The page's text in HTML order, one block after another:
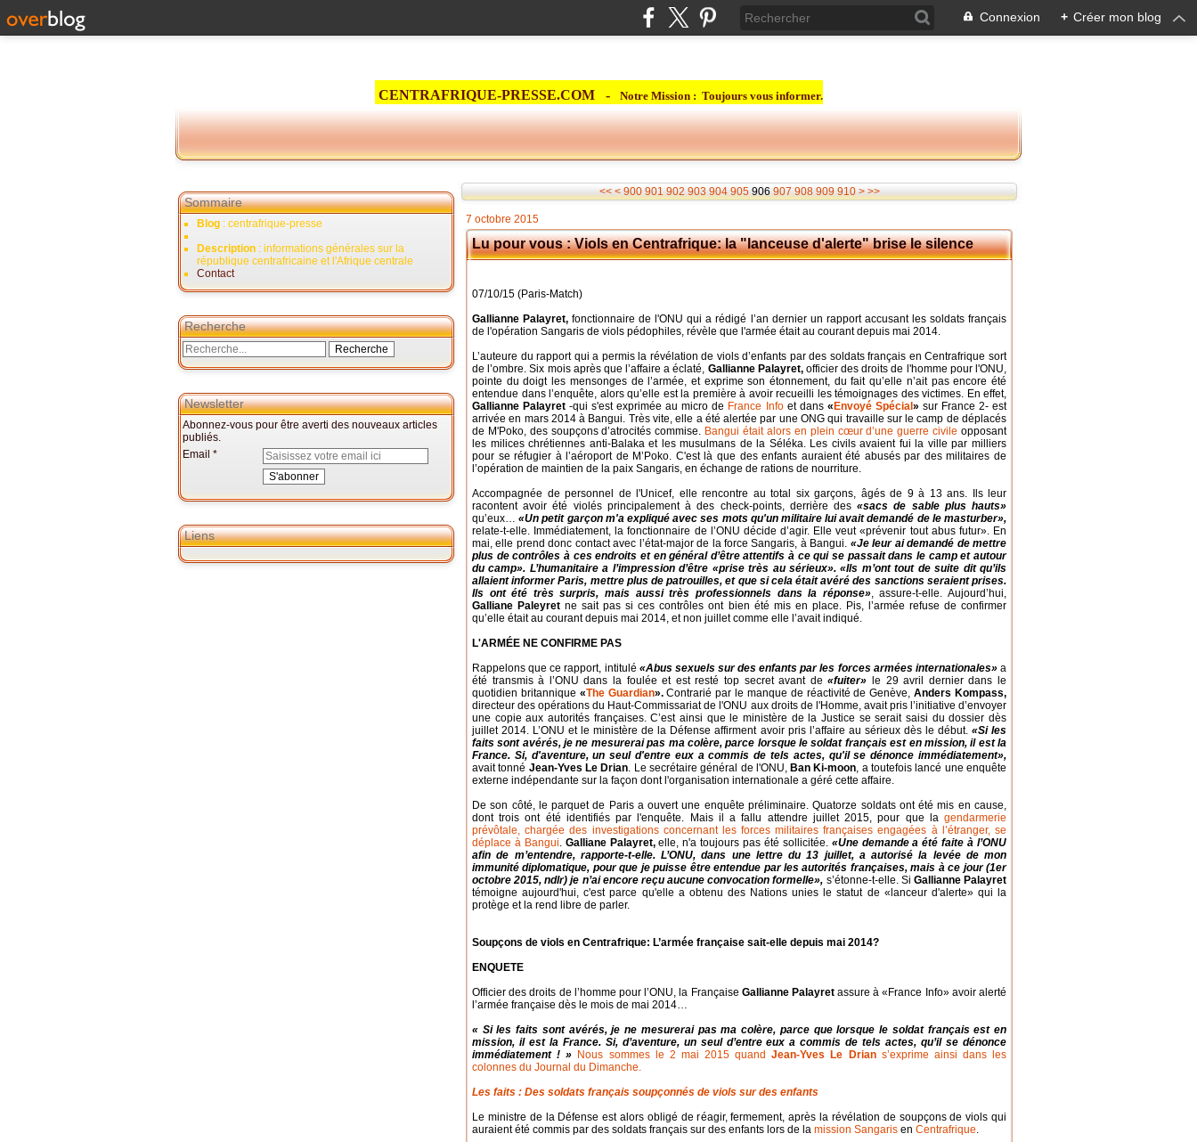
Connexion + Créer mon blog
CENTRAFRIQUE-PRESSE.COM - Notre Mission : Toujours vous informer.
Sommaire
Blog : centrafrique-presse
Description : informations générales sur la
république centrafricaine et l'Afrique centrale
Contact
Recherche
Newsletter
Abonnez-vous pour être averti des nouveaux articles
publiés.
Email
Liens
<< < 900 901 902 903 904 905 906 907 908 909 910920
930
940
950
960
970
980
990
1000
1100
1200
1300
1400
1500
1600
1700
1800
1900
2000
2100
2200
2300
2400
2500
> >>
7 octobre 2015
Lu pour vous : Viols en Centrafrique: la "lanceuse d'alerte" brise le silence
07/10/15 (Paris-Match)
Gallianne Palayret, fonctionnaire de l'ONU qui a rédigé l’an dernier un rapport accusant les soldats français
de l'opération Sangaris de viols pédophiles, révèle que l'armée était au courant depuis mai 2014.
L’auteure du rapport qui a permis la révélation de viols d’enfants par des soldats français en Centrafrique sort
de l’ombre. Six mois après que l’affaire a éclaté, Gallianne Palayret,officier des droits de l'homme pour l'ONU,
pointe du doigt les mensonges de l’armée, et exprime son étonnement, du fait qu’elle n’ait pas encore été
entendue dans l’enquête, alors qu’elle est la première à avoir recueilli les témoignages des victimes. En effet,
Gallianne Palayret -qui s'est exprimée au micro de France Infoet dans « Envoyé Spécial » sur France 2- est
arrivée en mars 2014 à Bangui. Très vite, elle a été alertée par une ONG qui travaille sur le camp de déplacés
de M'Poko, des soupçons d’atrocités commise. Bangui était alors en plein cœur d’une guerre civile opposant
les milices chrétiennes anti-Balaka et les musulmans de la Séléka. Les civils avaient fui la ville par milliers
pour se réfugier à l’aéroport de M’Poko. C'est là que des enfants auraient été abusés par des militaires de
l’opération de maintien de la paix Sangaris, en échange de rations de nourriture.
Accompagnée de personnel de l'Unicef, elle rencontre au total six garçons, âgés de 9 à 13 ans. Ils leur
racontent avoir été violés principalement à des check-points, derrière des«sacs de sable plus hauts»
qu’eux…«Un petit garçon m'a expliqué avec ses mots qu'un militaire lui avait demandé de le masturber»,
relate-t-elle. Immédiatement, la fonctionnaire de l’ONU décide d’agir. Elle veut «prévenir tout abus futur». En
mai, elle prend donc contact avec l’état-major de la force Sangaris, à Bangui. «Je leur ai demandé de mettre
plus de contrôles à ces endroits et en général d’être attentifs à ce qui se passait dans le camp et autour
du camp». L’humanitaire a l’impression d’être «prise très au sérieux». «Ils m’ont tout de suite dit qu’ils
allaient informer Paris, mettre plus de patrouilles, et que si cela était avéré des sanctions seraient prises.
Ils ont été très surpris, mais aussi très professionnels dans la réponse», assure-t-elle. Aujourd’hui,
Galliane Paleyret ne sait pas si ces contrôles ont bien été mis en place. Pis, l’armée refuse de confirmer
qu’elle était au courant depuis mai 2014, et non juillet comme elle l’avait indiqué.
L'ARMÉE NE CONFIRME PAS
Rappelons que ce rapport, intitulé «Abus sexuels sur des enfants par les forces armées internationales»a
été transmis à l’ONU dans la foulée et est resté top secret avant de«fuiter» le 29 avril dernier dans le
quotidien britannique «The Guardian».Contrarié par le manque de réactivité de Genève,Anders Kompass,
directeur des opérations du Haut-Commissariat de l'ONU aux droits de l'Homme, avait pris l’initiative d’envoyer
une copie aux autorités françaises. C’est ainsi que le ministère de la Justice se serait saisi du dossier dès
juillet 2014. L’ONU et le ministère de la Défense affirment avoir pris l’affaire au sérieux dès le début. «Si les
faits sont avérés, je ne mesurerai pas ma colère, parce lorsque le soldat français est en mission, il est la
France. Si, d'aventure, un seul d'entre eux a commis de tels actes, qu'il se dénonce immédiatement»,
avait tonné Jean-Yves Le Drian. Le secrétaire général de l'ONU, Ban Ki-moon, a toutefois lancé une enquête
externe indépendante sur la façon dont l'organisation internationale a géré cette affaire.
De son côté, le parquet de Paris a ouvert une enquête préliminaire. Quatorze soldats ont été mis en cause,
dont trois ont été identifiés par l'enquête. Mais il a fallu attendre juillet 2015, pour que la gendarmerie
prévôtale, chargée des investigations concernant les forces militaires françaises engagées à l’étranger, se
déplace à Bangui. Galliane Palayret,elle, n'a toujours pas été sollicitée. «Une demande a été faite à l’ONU
afin de m’entendre, rapporte-t-elle. L’ONU, dans une lettre du 13 juillet, a autorisé la levée de mon
immunité diplomatique, pour que je puisse être entendue par les autorités françaises, mais à ce jour (1er
octobre 2015, ndlr) je n’ai encore reçu aucune convocation formelle», s’étonne-t-elle. Si Gallianne Palayret
témoigne aujourd'hui, c'est parce qu'elle a obtenu des Nations unies le statut de «lanceur d'alerte» qui la
protège et la rend libre de parler.
Soupçons de viols en Centrafrique: L’armée française sait-elle depuis mai 2014?
ENQUETE
Officier des droits de l’homme pour l’ONU, la Française Gallianne Palayretassure à «France Info» avoir alerté
l’armée française dès le mois de mai 2014…
« Si les faits sont avérés, je ne mesurerai pas ma colère, parce que lorsque le soldat français est en
mission, il est la France. Si, d’aventure, un seul d’entre eux a commis de tels actes, qu’il se dénonce
immédiatement ! » Nous sommes le 2 mai 2015 quandJean-Yves Le Drians’exprime ainsi dans les
colonnes du Journal du Dimanche.
Les faits : Des soldats français soupçonnés de viols sur des enfants
Le ministre de la Défense est alors obligé de réagir, fermement, après la révélation de soupçons de viols qui
auraient été commis par des soldats français sur des enfants lors de la mission Sangaris en Centrafrique.